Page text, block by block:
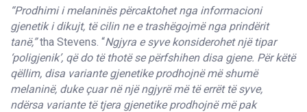
“Prodhimi i melaninës përcaktohet nga informacioni
gjenetik i dikujt, të cilin ne e trashëgojmë nga prindërit
tanë,” tha Stevens. “Ngjyra e syve konsiderohet një tipar
‘poligjenik’, që do të thotë se përfshihen disa gjene. Për këtë
qëllim, disa variante gjenetike prodhojnë më shumë
melaninë, duke çuar në një ngjyrë më të errët të syve,
ndërsa variante të tjera gjenetike prodhojnë më pak